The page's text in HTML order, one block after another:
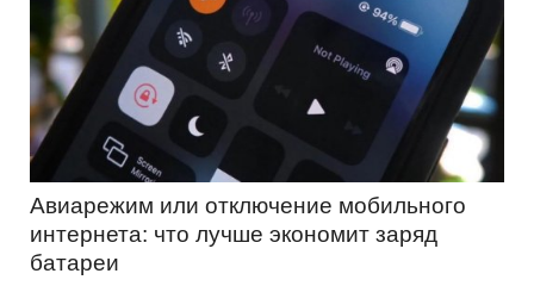
Авиарежим или отключение мобильного
интернета: что лучше экономит заряд
батареи